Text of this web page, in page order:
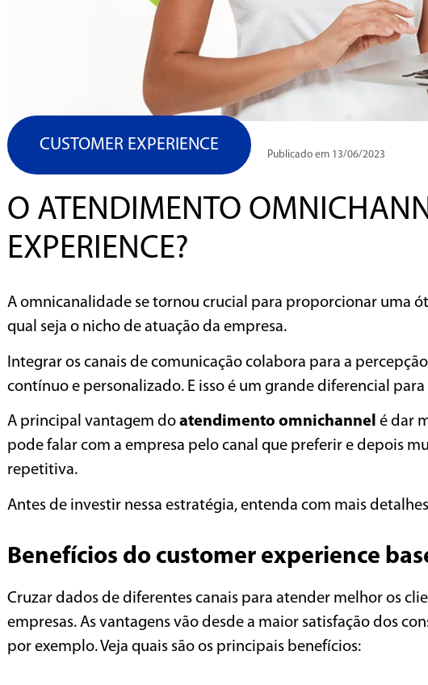
CUSTOMER EXPERIENCE Publicado em 13/06/2023
O ATENDIMENTO
EXPERIENCE?
A omnicanalidade se tornou crucial para proporcionar uma
qual seja o nicho de atuação da empresa.
Integrar os canais de comunicação colabora para a
contínuo e personalizado. E isso é um grande diferencial para
A principal vantagem do atendimento omnichannel é dar
pode falar com a empresa pelo canal que preferir e depois
repetitiva.
Antes de investir nessa estratégia, entenda com mais
Benefícios do customer experience
Cruzar dados de diferentes canais para atender melhor os
empresas. As vantagens vão desde a maior satisfação dos
por exemplo. Veja quais são os principais benefícios: